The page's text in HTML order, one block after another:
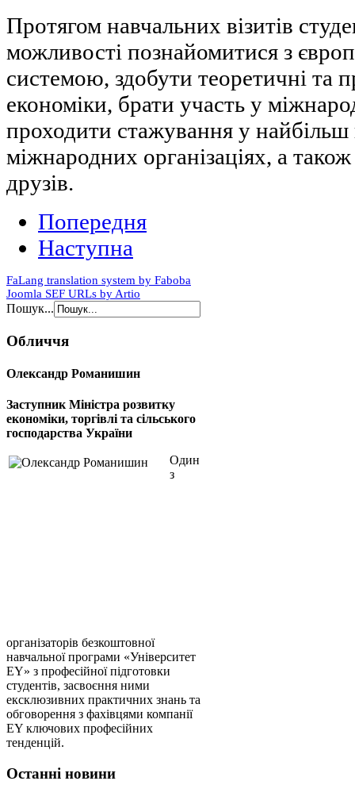
Протягом навчальних візитів
можливості познайомитися з
системою, здобути теоретичні та
економіки, брати участь у
проходити стажування у
міжнародних організаціях, а
друзів.
Попередня
Наступна
FaLang translation system by Faboba
Joomla SEF URLs by Artio
Пошук...
Обличчя
Олександр Романишин
Заступник Міністра розвитку
економіки, торгівлі та сільського
господарства України
Один
з
організаторів безкоштовної
навчальної програми «Університет
EY» з професійної підготовки
студентів, засвоєння ними
ексклюзивних практичних знань та
обговорення з фахівцями компанії
EY ключових професійних
тенденцій.
Останні новини